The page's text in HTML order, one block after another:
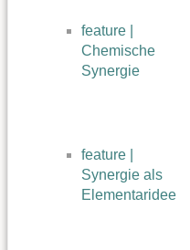
feature |
Chemische
Synergie
feature |
Synergie als
Elementaridee